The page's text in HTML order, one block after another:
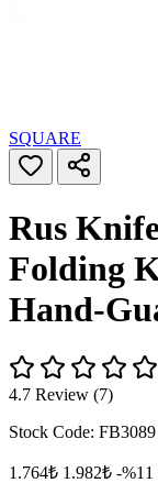
SQUARE
Rus
Folding
4.7 Review (7)
Stock Code:
1.764₺ 1.982₺ -%11